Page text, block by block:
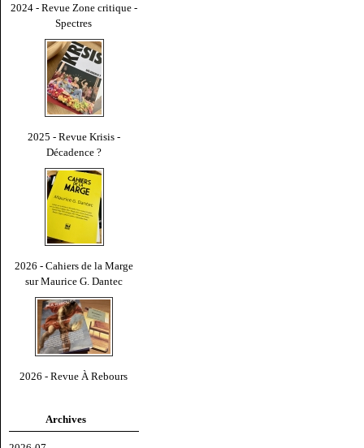
2024 - Revue Zone critique -
Spectres
2025 - Revue Krisis -
Décadence ?
2026 - Cahiers de la Marge
sur Maurice G. Dantec
2026 - Revue À Rebours
Archives